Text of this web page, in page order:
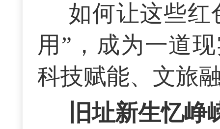
如何让这些红
用”，成为一道
科技赋能、文旅
旧址新生忆峥